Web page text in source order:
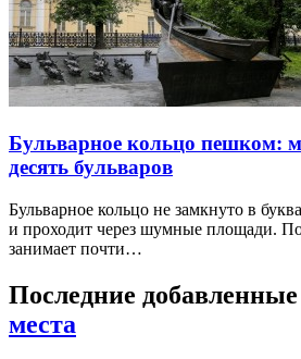
Бульварное кольцо пешком:
десять бульваров
Бульварное кольцо не замкнуто в
и проходит через шумные площади.
занимает почти…
Последние добавленные
места